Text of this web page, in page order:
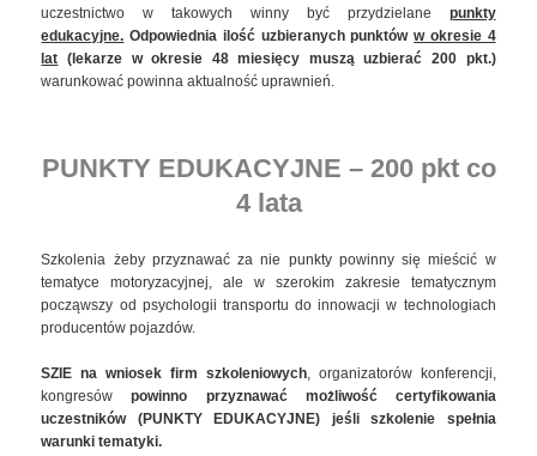
uczestnictwo w takowych winny być przydzielane punkty
edukacyjne. Odpowiednia ilość uzbieranych punktóww okresie 4
lat (lekarze w okresie 48 miesięcy muszą uzbierać 200 pkt.)
warunkować powinna aktualność uprawnień.
PUNKTY EDUKACYJNE – 200 pkt co
4 lata
Szkolenia żeby przyznawać za nie punkty powinny się mieścić w
tematyce motoryzacyjnej, ale w szerokim zakresie tematycznym
począwszy od psychologii transportu do innowacji w technologiach
producentów pojazdów.
SZIE na wniosek firm szkoleniowych, organizatorów konferencji,
kongresówpowinno przyznawać możliwość certyfikowania
uczestników (PUNKTY EDUKACYJNE) jeśli szkolenie spełnia
warunki tematyki.